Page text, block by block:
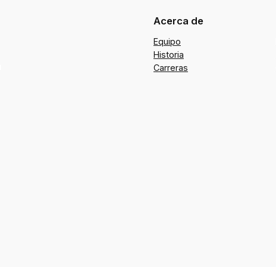
Acerca de
Equipo
Historia
Carreras